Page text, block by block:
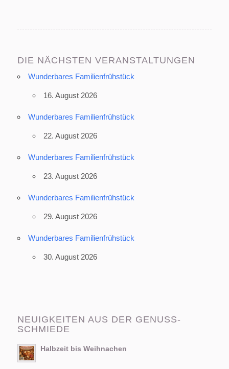
DIE NÄCHSTEN VERANSTALTUNGEN
Wunderbares Familienfrühstück
16. August 2026
Wunderbares Familienfrühstück
22. August 2026
Wunderbares Familienfrühstück
23. August 2026
Wunderbares Familienfrühstück
29. August 2026
Wunderbares Familienfrühstück
30. August 2026
NEUIGKEITEN AUS DER GENUSS-
SCHMIEDE
Halbzeit bis Weihnachen